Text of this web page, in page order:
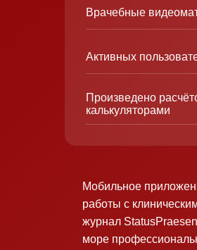
Врачебные
Активных
Произведено
калькуляторами
Мобильное
работы с
журнал
море